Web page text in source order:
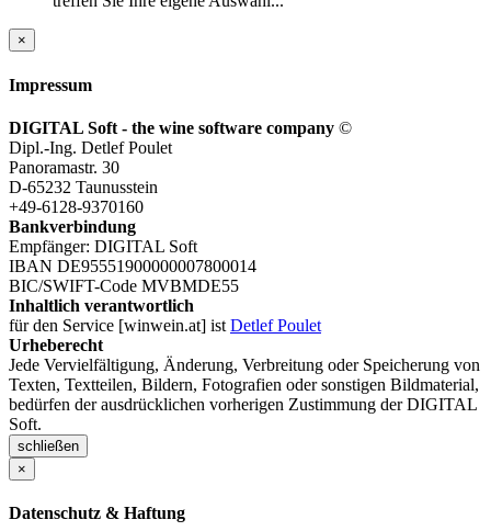
×
Impressum
DIGITAL Soft - the wine software company ©
Dipl.-Ing. Detlef Poulet
Panoramastr. 30
D-65232 Taunusstein
+49-6128-9370160
Bankverbindung
Empfänger: DIGITAL Soft
IBAN DE95551900000007800014
BIC/SWIFT-Code MVBMDE55
Inhaltlich verantwortlich
für den Service [winwein.at] ist Detlef Poulet
Urheberecht
Jede Vervielfältigung, Änderung, Verbreitung oder Speicherung von
Texten, Textteilen, Bildern, Fotografien oder sonstigen Bildmaterial,
bedürfen der ausdrücklichen vorherigen Zustimmung der DIGITAL
Soft.
schließen
×
Datenschutz & Haftung